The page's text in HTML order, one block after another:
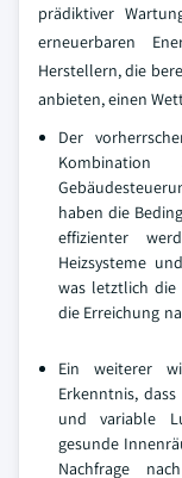
prädiktiver
erneuerbaren
Herstellern, die
anbieten, einen
Der
Kombination
haben die
effizienter
Heizsysteme
was letztlich die
die Erreichung
Ein weiterer
Erkenntnis,
und variable
gesunde
Nachfrage